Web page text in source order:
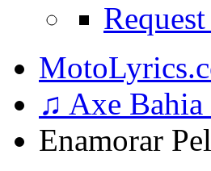
♫ Axe
Enamorar